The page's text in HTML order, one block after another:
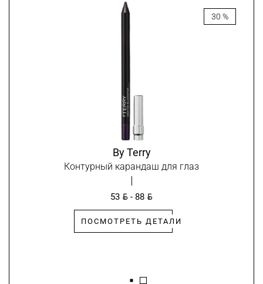
30 %
By Terry
Контурный карандаш для глаз
53 BYN - 88 BYN
ПОСМОТРЕТЬ ДЕТАЛИ